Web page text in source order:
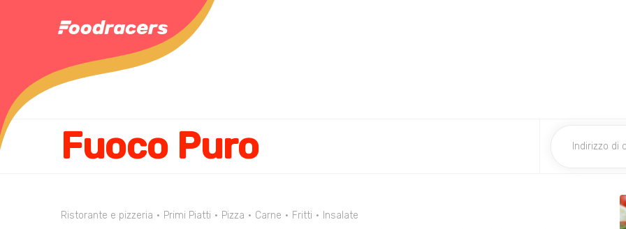
Fuoco Puro
Ristorante e pizzeria Primi Piatti Pizza Carne Fritti Insalate